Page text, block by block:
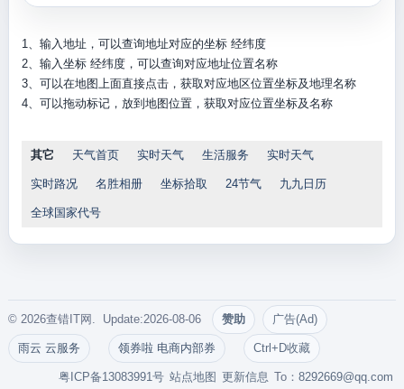
1、输入地址，可以查询地址对应的坐标 经纬度
2、输入坐标 经纬度，可以查询对应地址位置名称
3、可以在地图上面直接点击，获取对应地区位置坐标及地理名称
4、可以拖动标记，放到地图位置，获取对应位置坐标及名称
其它 天气首页 实时天气 生活服务 实时天气
实时路况 名胜相册 坐标拾取 24节气 九九日历
全球国家代号
© 2026查错IT网. Update:2026-08-06 赞助 广告(Ad)
雨云 云服务 领券啦 电商内部券 Ctrl+D收藏
To：8292669@qq.com
更新信息
站点地图
粤ICP备13083991号